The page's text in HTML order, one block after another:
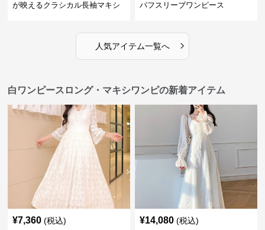
が映えるクラシカル長袖マキシ
パフスリーブワンピース
人気アイテム一覧へ ›
白ワンピースロング・マキシワンピの新着アイテム
¥7,360 (税込) ¥14,080 (税込)